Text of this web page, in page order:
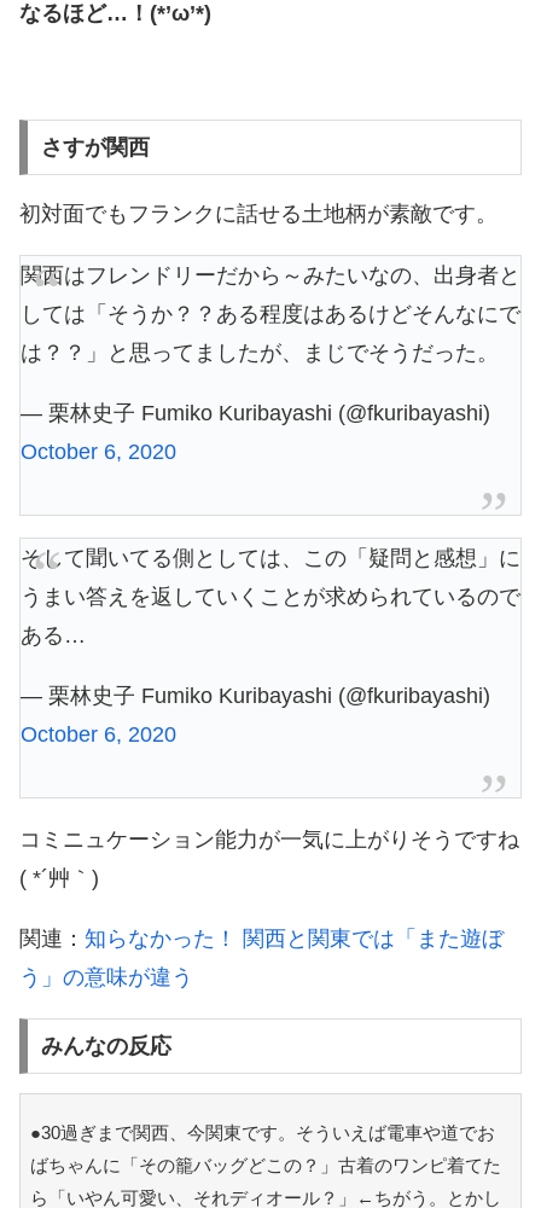
なるほど…！(*’ω’*)
さすが関西
初対面でもフランクに話せる土地柄が素敵です。
関西はフレンドリーだから～みたいなの、出身者と
しては「そうか？？ある程度はあるけどそんなにで
は？？」と思ってましたが、まじでそうだった。
— 栗林史子 Fumiko Kuribayashi (@fkuribayashi)
October 6, 2020
そして聞いてる側としては、この「疑問と感想」に
うまい答えを返していくことが求められているので
ある…
— 栗林史子 Fumiko Kuribayashi (@fkuribayashi)
October 6, 2020
コミニュケーション能力が一気に上がりそうですね
( *´艸｀)
関連： 知らなかった！ 関西と関東では「また遊ぼ
う」の意味が違う
みんなの反応
●30過ぎまで関西、今関東です。そういえば電車や道でお
ばちゃんに「その籠バッグどこの？」古着のワンピ着てた
ら「いやん可愛い、それディオール？」←ちがう。とかし